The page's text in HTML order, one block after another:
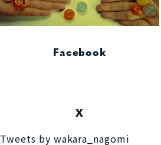
Facebook
X
Tweets by wakara_nagomi